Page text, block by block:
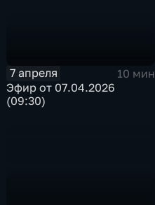
7 апреля
10 мин
Эфир от 07.04.2026
(09:30)